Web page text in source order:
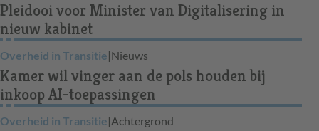
Pleidooi voor Minister van Digitalisering in
nieuw kabinet
Overheid in Transitie|Nieuws
Kamer wil vinger aan de pols houden bij
inkoop AI-toepassingen
Overheid in Transitie|Achtergrond